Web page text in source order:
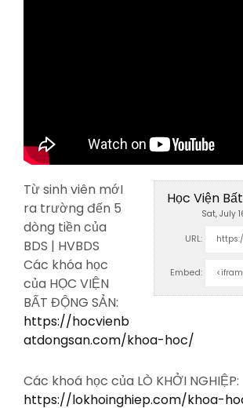
Học Viện
Sat, July
URL:
Embed:
Từ sinh viên mớI
ra trường đến 5
dòng tiền của
BDS | HVBDS
Các khóa học
của HỌC VIỆN
BẤT ĐỘNG SẢN:
https://hocvienb
atdongsan.com/khoa-hoc/
Các khoá học của LÒ KHỞI NGHIỆP:
https://lokhoinghiep.com/khoa-